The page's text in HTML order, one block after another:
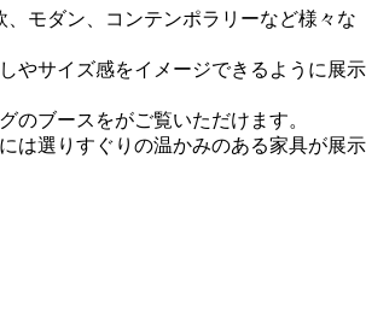
、モダン、コンテンポラリーなど様々な
やサイズ感をイメージできるように展示
のブースをがご覧いただけます。
は選りすぐりの温かみのある家具が展示